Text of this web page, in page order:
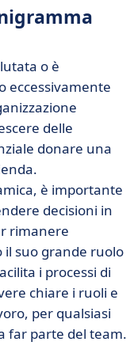
o è
delle
donare una
è importante
decisioni in
rimanere
suo grande ruolo
i processi di
chiare i ruoli e
per qualsiasi
far parte del team.